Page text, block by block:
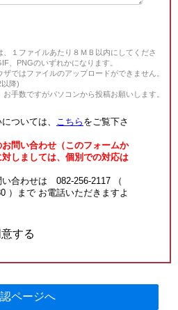
１ファイルあたり８ＭＢ以内にしてくださ
、PNGのいずれかになります。
ではファイルのアップロードができません。
降)
手数ですがパソコンから投稿お願いします。
ついては、 こちら をご覧下さ
問い合わせ（このフォームか
しましては、個別での対応は
合わせは 082-256-2117 （
）まで お電話いただきますよ
する
ページへ